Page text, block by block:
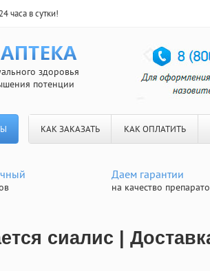
часа в сутки!
здоровья
потенции
КАК ЗАКАЗАТЬ КАК ОПЛАТИТЬ
Даем гарантии
на качество
сиалис |